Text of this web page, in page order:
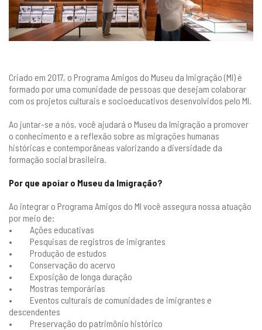
Criado em 2017, o Programa Amigos do Museu da Imigração (MI) é
formado por uma comunidade de pessoas que desejam colaborar
com os projetos culturais e socioeducativos desenvolvidos pelo MI.
Ao juntar-se a nós, você ajudará o Museu da Imigração a promover
o conhecimento e a reflexão sobre as migrações humanas
históricas e contemporâneas valorizando a diversidade da
formação social brasileira.
Por que apoiar o Museu da Imigração?
Ao integrar o Programa Amigos do MI você assegura nossa atuação
por meio de:
• Ações educativas
• Pesquisas de registros de imigrantes
• Produção de estudos
• Conservação do acervo
• Exposição de longa duração
• Mostras temporárias
• Eventos culturais de comunidades de imigrantes e
descendentes
• Preservação do patrimônio histórico